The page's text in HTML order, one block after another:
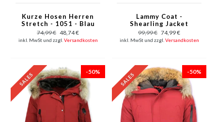
Kurze Hosen Herren
Stretch - 1051 - Blau
74,99 € 48,74 €
inkl. MwSt und zzgl. Versandkosten
Lammy Coat -
Shearling Jacket
Damen - Braun
99,99 € 74,99 €
inkl. MwSt und zzgl. Versandkosten
-50% -50%